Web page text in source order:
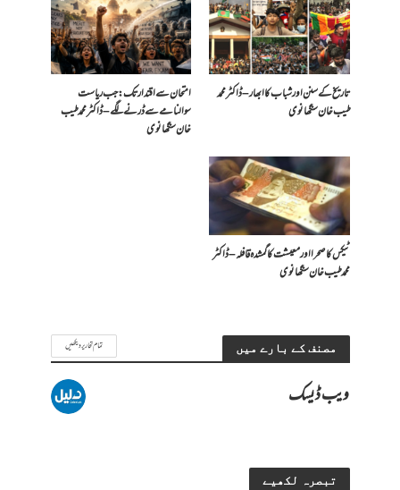
تاریخ کے سنن اور شباب کا ابھار – ڈاکٹر محمد
طیب خان سنگھانوی
امتحان سے اقتدار تک: جب ریاست
سوالنامے سے ڈرنے لگے – ڈاکٹر محمد طیب
خان سنگھانوی
ٹیکس کا صحرا اور معیشت کا گمشدہ قافلہ – ڈاکٹر
محمد طیب خان سنگھانوی
مصنف کے بارے میں تمام تحاریر دیکھیں
ویب ڈیسک
تبصرہ لکھیے